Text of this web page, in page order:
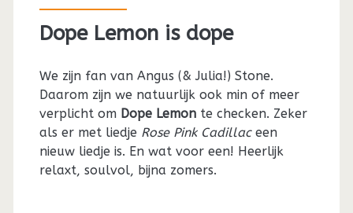
Dope Lemon is dope
We zijn fan van Angus (& Julia!) Stone.
Daarom zijn we natuurlijk ook min of meer
verplicht om Dope Lemonte checken. Zeker
als er met liedje Rose Pink Cadillaceen
nieuw liedje is. En wat voor een! Heerlijk
relaxt, soulvol, bijna zomers.